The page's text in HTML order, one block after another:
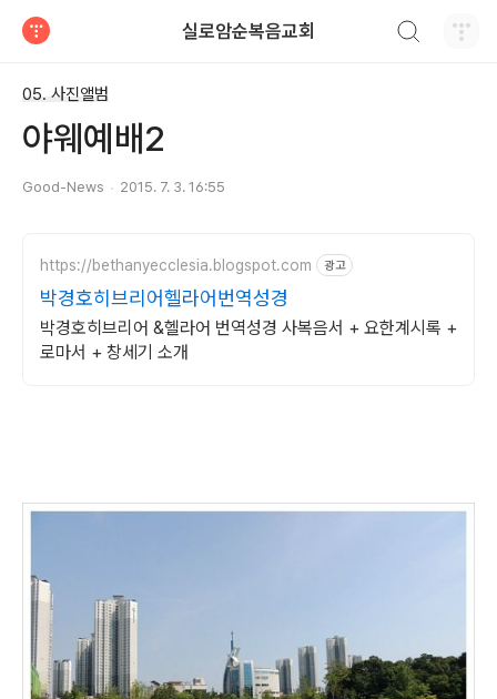
실로암순복음교회
05. 사진앨범
야웨예배2
Good-News 2015. 7. 3. 16:55
https://bethanyecclesia.blogspot.com 광고
박경호히브리어헬라어번역성경
박경호히브리어 &헬라어 번역성경 사복음서 + 요한계시록 +
로마서 + 창세기 소개